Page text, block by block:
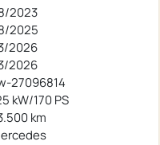
2023
2025
2026
2026
27096814
kW/170 PS
km